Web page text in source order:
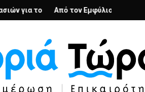
στη λήθη
Ολικής Φροντίδας στην Καστοριά
Εμφύλιο στην Πόλωση: το ίδιο έργο,
KIFF 51: Η εικόνα